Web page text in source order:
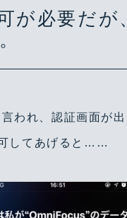
が必要だが
われ、認証画面が
してあげると……